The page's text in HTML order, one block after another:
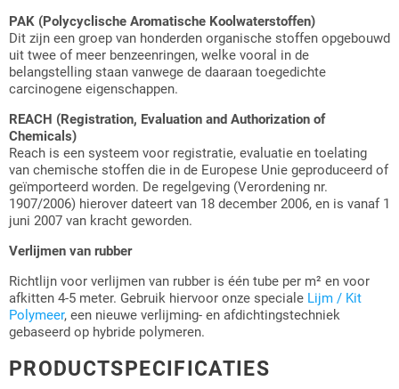
PAK (Polycyclische Aromatische Koolwaterstoffen)
Dit zijn een groep van honderden organische stoffen opgebouwd
uit twee of meer benzeenringen, welke vooral in de
belangstelling staan vanwege de daaraan toegedichte
carcinogene eigenschappen.
REACH (Registration, Evaluation and Authorization of
Chemicals)
Reach is een systeem voor registratie, evaluatie en toelating
van chemische stoffen die in de Europese Unie geproduceerd of
geïmporteerd worden. De regelgeving (Verordening nr.
1907/2006) hierover dateert van 18 december 2006, en is vanaf 1
juni 2007 van kracht geworden.
Verlijmen van rubber
Richtlijn voor verlijmen van rubber is één tube per m² en voor
afkitten 4-5 meter. Gebruik hiervoor onze speciale Lijm / Kit
Polymeer, een nieuwe verlijming- en afdichtingstechniek
gebaseerd op hybride polymeren.
PRODUCTSPECIFICATIES